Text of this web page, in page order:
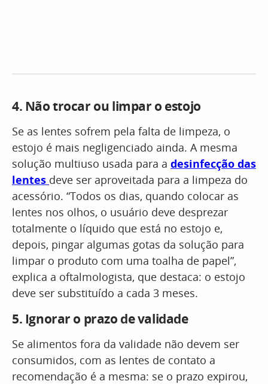
4. Não trocar ou limpar o estojo
Se as lentes sofrem pela falta de limpeza, o
estojo é mais negligenciado ainda. A mesma
solução multiuso usada para a desinfecção das
lentes deve ser aproveitada para a limpeza do
acessório. “Todos os dias, quando colocar as
lentes nos olhos, o usuário deve desprezar
totalmente o líquido que está no estojo e,
depois, pingar algumas gotas da solução para
limpar o produto com uma toalha de papel”,
explica a oftalmologista, que destaca: o estojo
deve ser substituído a cada 3 meses.
5. Ignorar o prazo de validade
Se alimentos fora da validade não devem ser
consumidos, com as lentes de contato a
recomendação é a mesma: se o prazo expirou,